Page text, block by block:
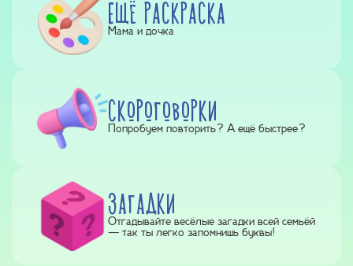
ЕЩЁ РАСКРАСКА
Мама и дочка
СКОРОГОВОРКИ
Попробуем повторить? А ещё быстрее?
ЗАГАДКИ
Отгадывайте весёлые загадки всей семьёй
— так ты легко запомнишь буквы!